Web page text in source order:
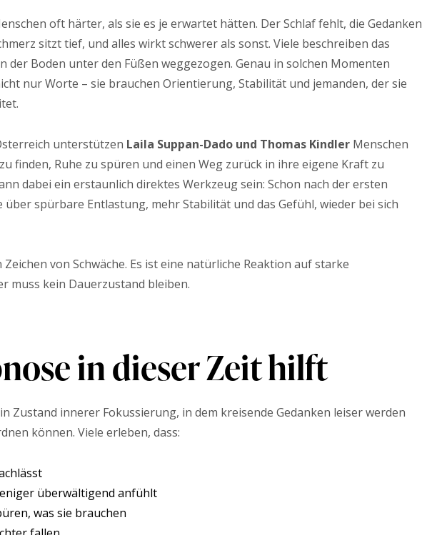
oft härter, als sie es je erwartet hätten. Der Schlaf fehlt, die Gedanken
sitzt tief, und alles wirkt schwerer als sonst. Viele beschreiben das
der Boden unter den Füßen weggezogen. Genau in solchen Momenten
nur Worte – sie brauchen Orientierung, Stabilität und jemanden, der sie
unterstützen Laila Suppan-Dado und Thomas Kindler Menschen
finden, Ruhe zu spüren und einen Weg zurück in ihre eigene Kraft zu
dabei ein erstaunlich direktes Werkzeug sein: Schon nach der ersten
über spürbare Entlastung, mehr Stabilität und das Gefühl, wieder bei sich
von Schwäche. Es ist eine natürliche Reaktion auf starke
muss kein Dauerzustand bleiben.
in dieser Zeit hilft
Zustand innerer Fokussierung, in dem kreisende Gedanken leiser werden
können. Viele erleben, dass:
überwältigend anfühlt
was sie brauchen